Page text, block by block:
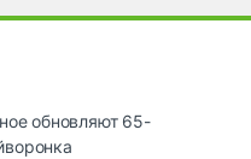
обновляют 65-